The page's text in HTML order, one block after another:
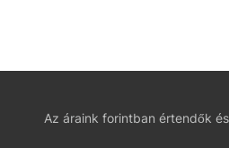
Az áraink forintban értendők